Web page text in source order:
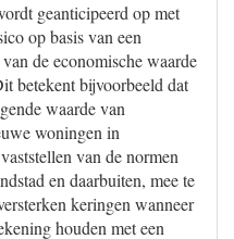
geanticipeerd op met
op basis van een
de economische waarde
betekent bijvoorbeeld dat
waarde van
woningen in
van de normen
en daarbuiten, mee te
keringen wanneer
houden met een